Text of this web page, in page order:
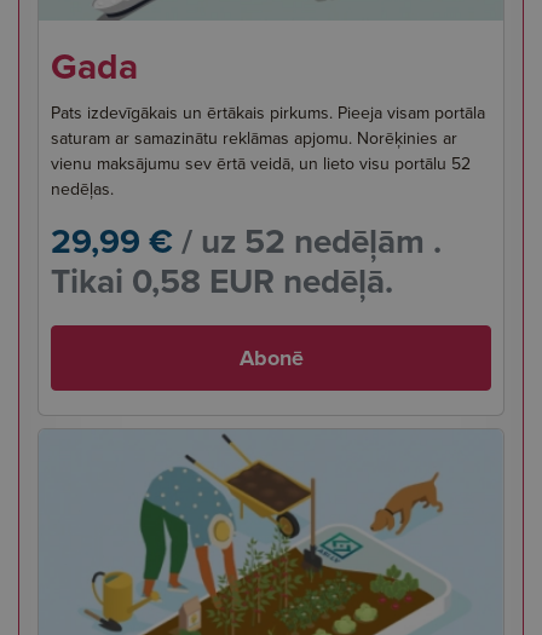
Gada
Pats izdevīgākais un ērtākais pirkums. Pieeja visam portāla
saturam ar samazinātu reklāmas apjomu. Norēķinies ar
vienu maksājumu sev ērtā veidā, un lieto visu portālu 52
nedēļas.
29,99 €/ uz 52 nedēļām .
Tikai 0,58 EUR nedēļā.
Abonē